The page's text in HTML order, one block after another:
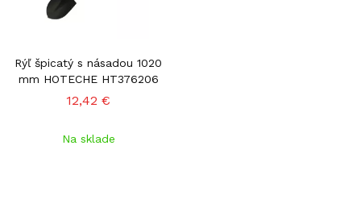
Rýľ špicatý s násadou 1020
mm HOTECHE HT376206
12,42 €
Na sklade